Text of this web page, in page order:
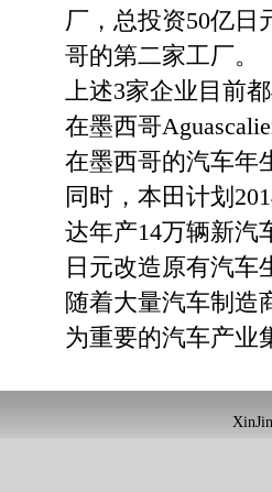
厂，总投资50亿日
哥的第二家工厂。
上述3家企业目前
在墨西哥
在墨西哥的汽车年
同时，本田计划
达年产14万辆新汽
日元改造原有汽车
随着大量汽车制造
为重要的汽车产业